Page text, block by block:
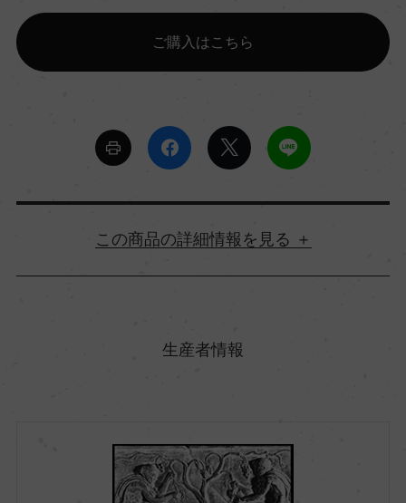
ご購入はこちら
詳細情報
生産者情報